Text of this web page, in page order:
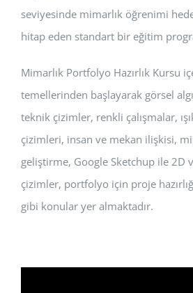
seviyesinde mimarlık öğrenimi
hitap eden standart bir eğitim
Mimarlık Portfolyo Hazırlık Kursu
temellerinden başlayarak görsel
teknik çizimler, renkli çalışmalar,
çizimleri, insan ve mekan ilişkisi,
geliştirme, Google Sketchup ile 2D
çizimler, portfolyo için proje
gibi konular yer almaktadır.